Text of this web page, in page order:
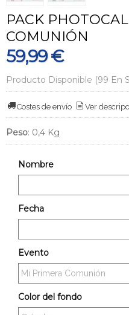
PACK
COMUNIÓN
59,99 €
Producto Disponible (99 En
Costes de envío Ver
Peso: 0,4 Kg
Nombre
Fecha
Evento
Color del fondo